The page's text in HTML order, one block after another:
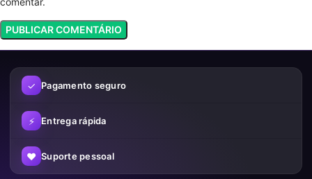
✓ Pagamento seguro
⚡ Entrega rápida
♥ Suporte pessoal